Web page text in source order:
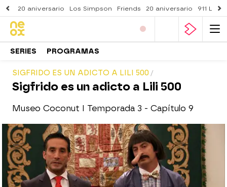
20 aniversario Los Simpson Friends 20 aniversario 911
SERIES PROGRAMAS
SIGFRIDO ES UN ADICTO A LILI 500
Sigfrido es un adicto a Lili 500
Museo Coconut I Temporada 3 - Capítulo 9